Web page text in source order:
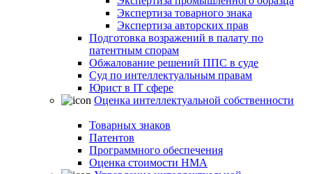
Экспертиза товарного знака
Экспертиза авторских прав
Подготовка возражений в палату по
патентным спорам
Обжалование решений ППС в суде
Суд по интеллектуальным правам
Юрист в IT сфере
Оценка интеллектуальной собственности
Товарных знаков
Патентов
Программного обеспечения
Оценка стоимости НМА